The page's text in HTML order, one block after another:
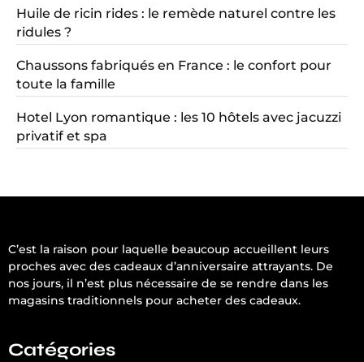
Huile de ricin rides : le remède naturel contre les
ridules ?
Chaussons fabriqués en France : le confort pour
toute la famille
Hotel Lyon romantique : les 10 hôtels avec jacuzzi
privatif et spa
C’est la raison pour laquelle beaucoup accueillent leurs
proches avec des cadeaux d’anniversaire attrayants. De
nos jours, il n’est plus nécessaire de se rendre dans les
magasins traditionnels pour acheter des cadeaux.
Catégories